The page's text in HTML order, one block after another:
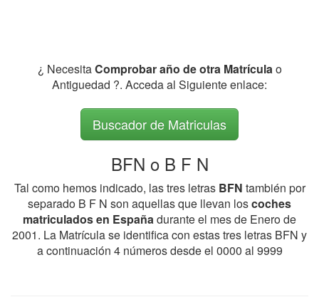
¿ NecesitaComprobar año de otra Matrículao
Antiguedad ?. Acceda al Siguiente enlace:
Buscador de Matriculas
BFN o B F N
Tal como hemos indicado, las tres letras BFN también por
separado B F N son aquellas que llevan loscoches
matriculados en Españadurante el mes de Enero de
2001. La Matrícula se identifica con estas tres letras BFN y
a continuación 4 números desde el 0000 al 9999